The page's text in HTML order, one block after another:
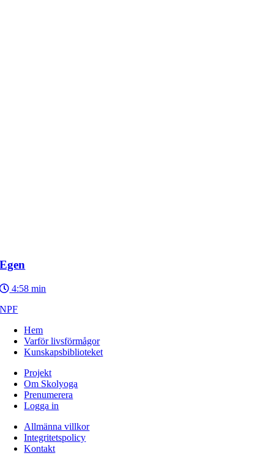
Egen
4:58 min
NPF
Hem
Varför livsförmågor
Kunskapsbiblioteket
Projekt
Om Skolyoga
Prenumerera
Logga in
Allmänna villkor
Integritetspolicy
Kontakt